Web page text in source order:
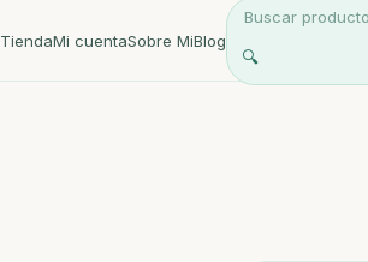
TiendaMi cuentaSobre MiBlog
🔍